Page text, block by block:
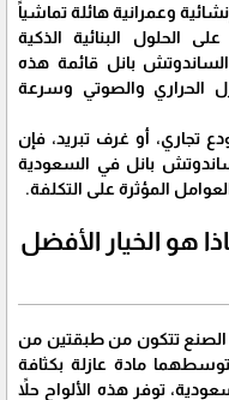
وعمرانية هائلة تماشياً
الحلول البنائية الذكية
بانل قائمة هذه
الحراري والصوتي وسرعة
تجاري، أو غرف تبريد، فإن
بانل في السعودية
هو الخيار الأفضل
الصنع تتكون من طبقتين من
مادة عازلة بكثافة
توفر هذه الألواح حلاً